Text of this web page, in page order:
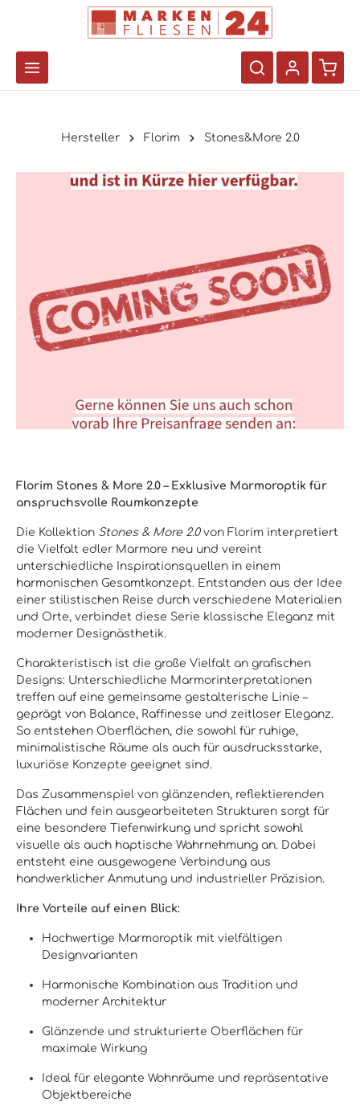
Hersteller Florim Stones&More 2.0
Florim Stones & More 2.0 – Exklusive Marmoroptik für
anspruchsvolle Raumkonzepte
Die Kollektion Stones & More 2.0von Florim interpretiert
die Vielfalt edler Marmore neu und vereint
unterschiedliche Inspirationsquellen in einem
harmonischen Gesamtkonzept. Entstanden aus der Idee
einer stilistischen Reise durch verschiedene Materialien
und Orte, verbindet diese Serie klassische Eleganz mit
moderner Designästhetik.
Charakteristisch ist die große Vielfalt an grafischen
Designs: Unterschiedliche Marmorinterpretationen
treffen auf eine gemeinsame gestalterische Linie –
geprägt von Balance, Raffinesse und zeitloser Eleganz.
So entstehen Oberflächen, die sowohl für ruhige,
minimalistische Räume als auch für ausdrucksstarke,
luxuriöse Konzepte geeignet sind.
Das Zusammenspiel von glänzenden, reflektierenden
Flächen und fein ausgearbeiteten Strukturen sorgt für
eine besondere Tiefenwirkung und spricht sowohl
visuelle als auch haptische Wahrnehmung an. Dabei
entsteht eine ausgewogene Verbindung aus
handwerklicher Anmutung und industrieller Präzision.
Ihre Vorteile auf einen Blick:
Hochwertige Marmoroptik mit vielfältigen
Designvarianten
Harmonische Kombination aus Tradition und
moderner Architektur
Glänzende und strukturierte Oberflächen für
maximale Wirkung
Ideal für elegante Wohnräume und repräsentative
Objektbereiche